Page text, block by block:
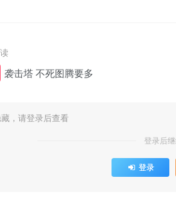
袭击塔 不死图腾要多
，请登录后查看
登录后
登录